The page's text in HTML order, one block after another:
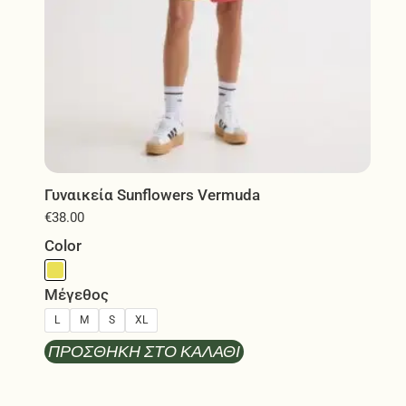
Γυναικεία Sunflowers Vermuda
€38.00
Color
Μέγεθος
L M S XL
ΠΡΟΣΘΉΚΗ ΣΤΟ ΚΑΛΆΘΙ